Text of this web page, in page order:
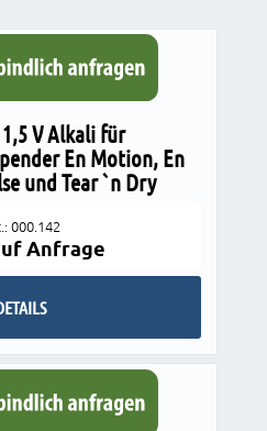
V Alkali für
En Motion, En
und Tear `n Dry
000.142
Anfrage